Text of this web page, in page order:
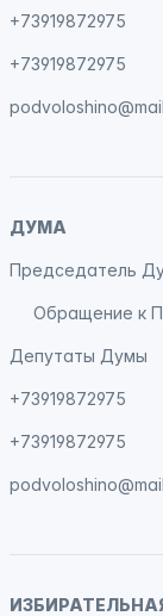
+73919872975
+73919872975
ДУМА
Председатель
Обращение к
Депутаты Думы
+73919872975
+73919872975